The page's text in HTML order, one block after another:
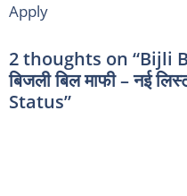
Apply
2 thoughts on “Bijli
बिजली बिल माफी – नई
Status”